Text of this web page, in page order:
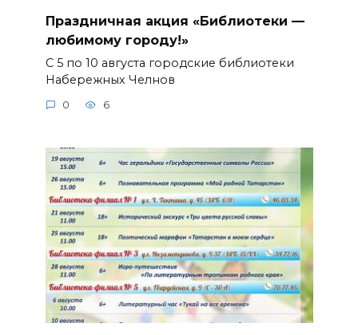
Праздничная акция «Библиотеки —
любимому городу!»
С 5 по 10 августа городские библиотеки
Набережных Челнов
0 6